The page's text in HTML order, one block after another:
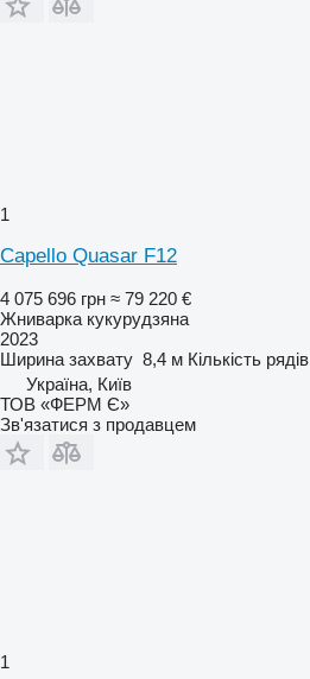
1
Capello Quasar F12
4 075 696 грн ≈ 79 220 €
Жниварка кукурудзяна
2023
Ширина захвату 8,4 м Кількість рядів
Україна, Київ
ТОВ «ФЕРМ Є»
Зв'язатися з продавцем
1